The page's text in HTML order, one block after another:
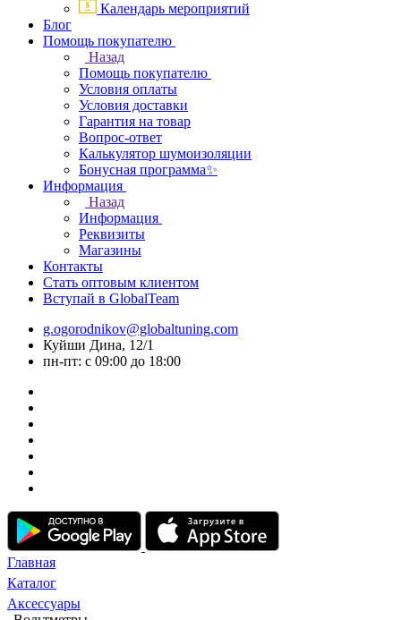
Календарь мероприятий
Блог
Помощь покупателю
Назад
Помощь покупателю
Условия оплаты
Условия доставки
Гарантия на товар
Вопрос-ответ
Калькулятор шумоизоляции
Бонусная программа✨
Информация
Назад
Информация
Реквизиты
Магазины
Контакты
Стать оптовым клиентом
Вступай в GlobalTeam
g.ogorodnikov@globaltuning.com
Куйши Дина, 12/1
пн-пт: с 09:00 до 18:00
Главная
Каталог
Аксессуары